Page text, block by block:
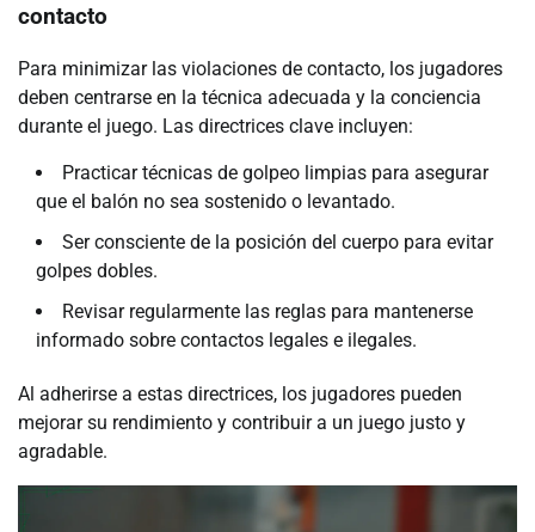
contacto
Para minimizar las violaciones de contacto, los jugadores
deben centrarse en la técnica adecuada y la conciencia
durante el juego. Las directrices clave incluyen:
Practicar técnicas de golpeo limpias para asegurar
que el balón no sea sostenido o levantado.
Ser consciente de la posición del cuerpo para evitar
golpes dobles.
Revisar regularmente las reglas para mantenerse
informado sobre contactos legales e ilegales.
Al adherirse a estas directrices, los jugadores pueden
mejorar su rendimiento y contribuir a un juego justo y
agradable.